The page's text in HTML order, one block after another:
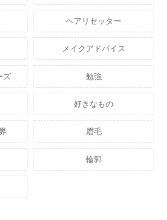
ヘアリセッター
メイクアドバイス
ズ 勉強
好きなもの
眉毛
輪郭